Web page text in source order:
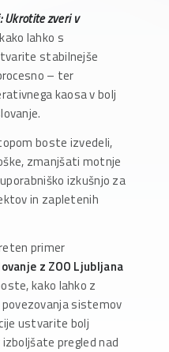
Ukrotite zveri v
lahko s
stabilnejše
– ter
kaosa v bolj
boste izvedeli,
zmanjšati motnje
izkušnjo za
in zapletenih
primer
z ZOO Ljubljana
kako lahko z
sistemov
ustvarite bolj
pregled nad